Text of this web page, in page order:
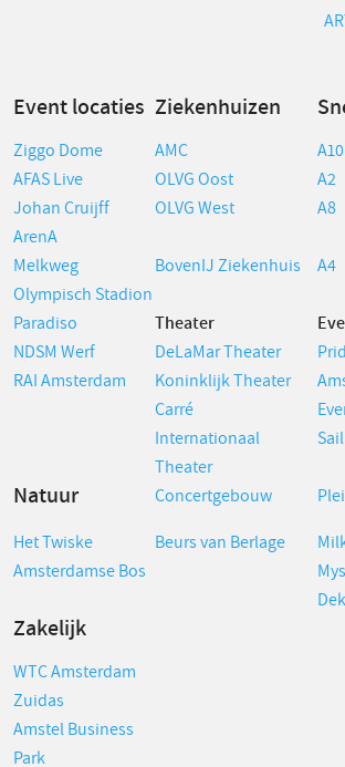
Event locaties Ziekenhuizen
Ziggo Dome AMC
A10
AFAS Live
OLVG Oost
A2
Johan Cruijff
ArenA
OLVG West A8
Melkweg BovenIJ Ziekenhuis
A4
Olympisch Stadion
Paradiso
Theater
NDSM Werf
DeLaMar Theater
RAI Amsterdam
Koninklijk Theater
Carré
Internationaal
Theater
Natuur Concertgebouw
Het Twiske
Beurs van Berlage
Amsterdamse Bos
Zakelijk
WTC Amsterdam
Zuidas
Amstel Business
Park